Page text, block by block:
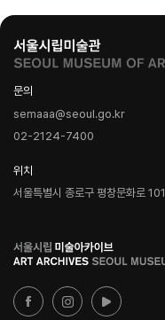
문의
semaaa@seoul.go.kr
02-2124-7400
위치
서울특별시 종로구 평창문화로 101
로
고